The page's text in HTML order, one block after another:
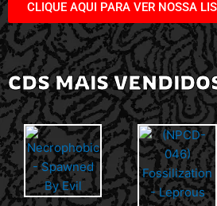
CLIQUE AQUI PARA VER NOSSA
CDS MAIS